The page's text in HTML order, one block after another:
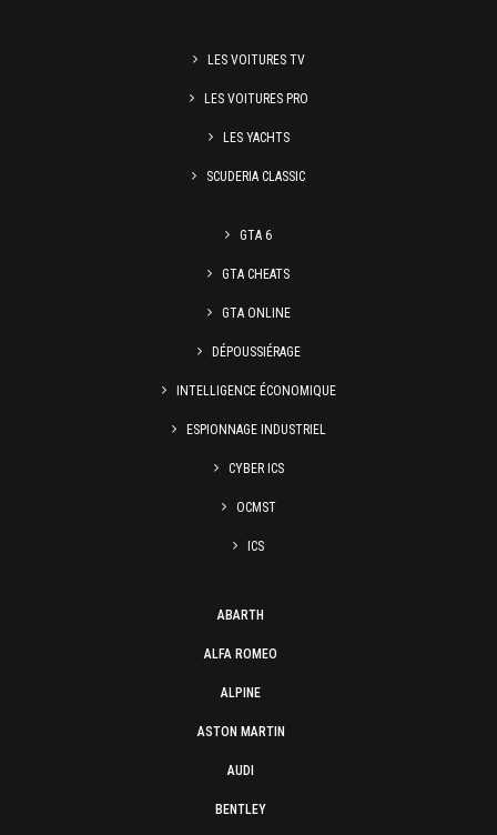
LES VOITURES TV
LES VOITURES PRO
LES YACHTS
SCUDERIA CLASSIC
GTA 6
GTA CHEATS
GTA ONLINE
DÉPOUSSIÉRAGE
INTELLIGENCE ÉCONOMIQUE
ESPIONNAGE INDUSTRIEL
CYBER ICS
OCMST
ICS
ABARTH
ALFA ROMEO
ALPINE
ASTON MARTIN
AUDI
BENTLEY